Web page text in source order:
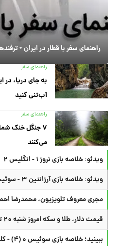
راهنمای سفر با قطار در ایران +
راهنمای سفر
به جای دریا،
آب‌تنی کنید
راهنمای سفر
۷ جنگل خنک
می‌کنند
ویدئو: خلاصه بازی نروژ ۱ - انگلیس ۲
ویدئو: خلاصه بازی آرژانتین ۳ - سوئیس ۱
مجری معروف تلویزیون، محمدرضا
قیمت دلار، طلا و سکه امروز شنبه ۲۰ تیر
ببینید؛ خلاصه بازی سوئیس ۰ (۴) - کلمبیا ۰ (۳) در جام جهانی